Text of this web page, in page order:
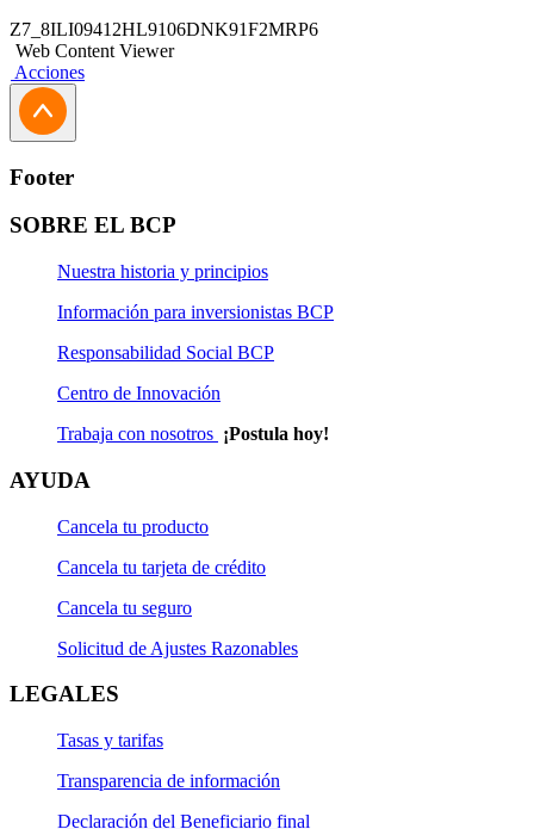
Z7_8ILI09412HL9106DNK91F2MRP6
Web Content Viewer
Acciones
Footer
SOBRE EL BCP
Nuestra historia y principios
Información para inversionistas BCP
Responsabilidad Social BCP
Centro de Innovación
Trabaja con nosotros ¡Postula hoy!
AYUDA
Cancela tu producto
Cancela tu tarjeta de crédito
Cancela tu seguro
Solicitud de Ajustes Razonables
LEGALES
Tasas y tarifas
Transparencia de información
Declaración del Beneficiario final